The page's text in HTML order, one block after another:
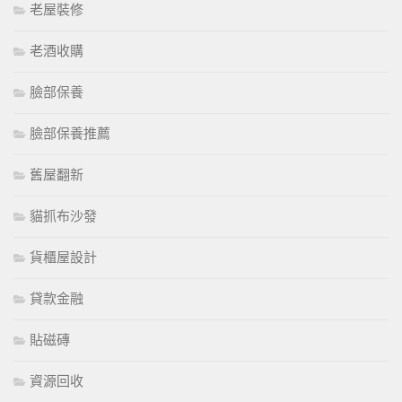
老屋裝修
老酒收購
臉部保養
臉部保養推薦
舊屋翻新
貓抓布沙發
貨櫃屋設計
貸款金融
貼磁磚
資源回收